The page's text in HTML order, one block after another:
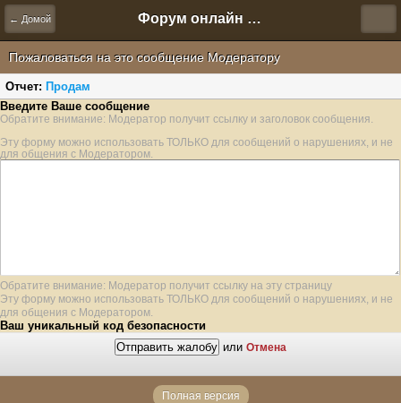
← Домой Форум онлайн игры "Новая Эра" (Нюра Биз)
Пожаловаться на это сообщение Модератору
Отчет: Продам
Введите Ваше сообщение
Обратите внимание: Модератор получит ссылку и заголовок сообщения.
Эту форму можно использовать ТОЛЬКО для сообщений о нарушениях, и не
для общения с Модератором.
Обратите внимание: Модератор получит ссылку на эту страницу
Эту форму можно использовать ТОЛЬКО для сообщений о нарушениях, и не
для общения с Модератором.
Ваш уникальный код безопасности
или Отмена
Полная версия